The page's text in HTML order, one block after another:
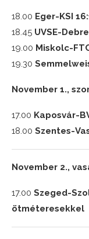
18.00 Eger-KSI
18.45 UVSE-
19.00 Miskolc-
19.30
November 1.,
17.00 Kaposvár-
18.00 Szentes-
November 2.,
17.00 Szeged-
ötméteresekkel